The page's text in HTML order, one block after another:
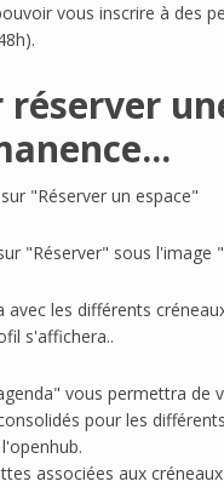
vous inscrire à des
réserver
"Réserver un espace"
"Réserver" sous l'image
avec les différents
s'affichera..
vous permettra de
pour les
associées aux